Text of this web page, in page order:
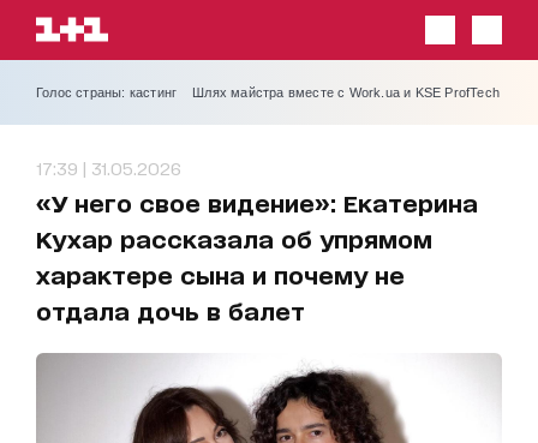
Голос страны: кастинг Шлях майстра вместе с Work.ua и KSE ProfTech
17:39 | 31.05.2026
«У него свое видение»: Екатерина
Кухар рассказала об упрямом
характере сына и почему не
отдала дочь в балет